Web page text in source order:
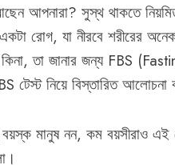
আপনারা? সুস্থ থাকতে
রোগ, যা নীরবে শরীরের
তা জানার জন্য FBS
নিয়ে বিস্তারিত আলোচনা
বয়স্ক মানুষ নন, কম বয়সীরাও